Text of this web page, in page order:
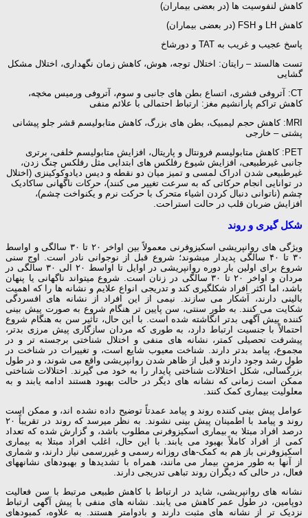
کاهش لنفوسیت ها (در بعضی بیماران)
کاهش LH و FSH (در بعضی بیماران)
پاسخ عجیب و غریب به TAT و دورشاخ
تست هالستد – رایتان: اختلال توجه، هوش، کاهش زمان نگهداری، اختلال مشکل
گشایی
CT: آتروفی فشری، اتساع بطن های جانبی و سوم، آتروفی ورمیس مخچه،
کاهش تراکم پارانشیم مغز: ارتباط احتمالی با علائم منفی
MRI: کاهش حجم لیمبیک، بطن های بزرگ، کاهش متابولیسم قشر جلو پیشانی
پشتی – خارجی
PET: کاهش متابولیسم فرونتال و پاریتال، افزایش متابولیسم خلفی، برتری
جانبی غیرطبیعی، افزایش شیوع رفلکس های ابتدایی مثل رفلکس چنگ زدن،
غیرطبیعی شدن ادراک لمسی و تمیز میان دو نقطه و دیس دیادوکوکینزی (اختلال
در توانایی انجام حرکاتی که به سرعت تغییر می کنند)، حرکات ناگهانی ساکادیک
چشم (ناتوانی دنبال کردن اشیاء متحرک با حرکت نرم و یکنواخت چشم)،
افزایش ضربان قلب در حالت استراحت.
شکل گیری و روند
ویژگی­ های روان­پریشی اسکیزوفرنی معمولاً بین اواخر ۲۰ تا ۳۰ سالگی و اواسط
۳۰ تا ۴۰ سالگی پدیدار می­شوند؛ شروع قبل از نوجوانی نادر است. اوج سنی
شروع برای اولین بار دوره روان­پریشی در اوایل تا اواسط ۲۰ الی ۳۰ سالگی در
مردان و اواخر ۲۰ تا ۳۰ سالگی در زنان است. شروع می­تواند ناگهانی یا پنهان
باشد، اما اکثر افراد شکل­گیری کند و تدریجی انواع علایم و نشانه­ ها را که اهمیت
بالینی دارند، آشکار می ­سازند. نیمی از این افراد از نشانه ­های افسردگی
شکایت می­ کنند. به طور سنتی، سن پایین­ تر هنگام شروع به صورت پیش ­بینی
کننده پیش ­آگهی بدتر انگاشته شده است. با این حال، تأثیر سن به هنگام شروع
احتمالاً با جنسیت ارتباط دارد، به طوری که مردان سازگاری پیش­ مرزی بدتر،
پیشرفت تحصیلی کمتر، نشانه ­های منفی و اختلال شناختی برجسته­ تر و در
مجموع، پیامد بدتر دارند. شناخت معیوب شایع است، و تغییرات در شناخت در
طول رشد وجود دارند و قبل از ظاهر شدن روان­پریشی واقع می­ شوند، و در طول
بزرگسالی، شکل اختلالات شناختی پایدار را به خود می­ گیرند. اختلالات شناختی
ممکن است زمانی که نشانه­ های دیگر در حالت بهبود هستند ادامه یابند و به
معلولیت بیماری کمک کنند.
عوامل پیش­ بینی کننده روند و پیامد عمدتاً توضیح داده نشده­ اند، و ممکن است
روند و پیامد با اطمینان پیش­ بینی نشوند. به نظر می­رسد که روند در تقریباً ۲۰
درصد افراد مبتلا به بیماری اسکیزوفرنی مطلوب باشد، و گزارش شده که تعداد
کمی از افراد کاملاً بهبود می­ یابند. با این حال، اغلب افراد مبتلا به بیماری
اسکیزوفرنی باز هم به کمک-های روزانه رسمی و غیررسمی نیاز دارند، و شماری
از آنها به طور مزمن بیمار می ­مانند، همراه با تشدیدها و بهبودهای نشانه­های
فعال، در حالی که دیگران روند تباهی تدریجی دارند.
نشانه ­های روان­پریشی، شاید در ارتباط با کاهش طبیعی مرتبط با سن فعالیت
دوپامین، در طول عمر کاهش می­ یابند. نشانه­ های منفی با پیش ­آگهی ارتباط
نزدی­ک­ تر از نشانه­ های مثبت دارند و بادوام­تر هستند. به علاوه، کمبودهای